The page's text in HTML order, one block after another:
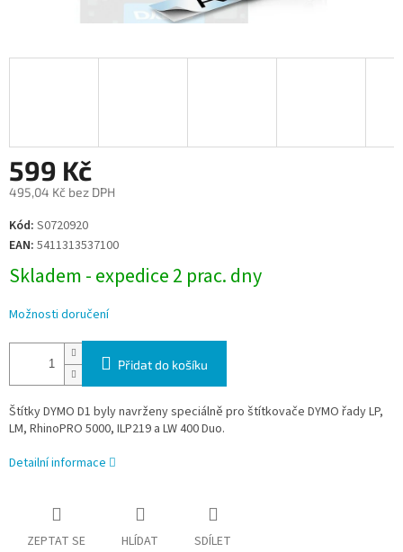
599 Kč
495,04 Kč bez DPH
Měrná
cena:
Kód: S0720920
EAN: 5411313537100
Skladem - expedice 2 prac. dny
Možnosti doručení
Přidat do košíku
Štítky DYMO D1 byly navrženy speciálně pro štítkovače DYMO řady LP,
LM, RhinoPRO 5000, ILP219 a LW 400 Duo.
Detailní informace
ZEPTAT SE HLÍDAT SDÍLET